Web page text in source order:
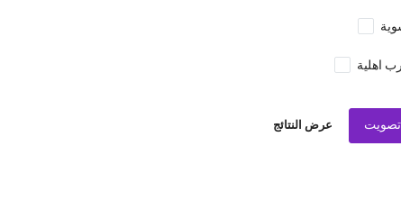
اهلية
تصويت عرض النتائج